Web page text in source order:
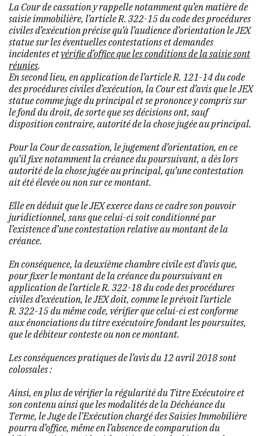
La Cour de cassation y rappelle notamment qu’en matière de
saisie immobilière, l’article R. 322-15 du code des procédures
civiles d’exécution précise qu’à l’audience d’orientation le JEX
statue sur les éventuelles contestations et demandes
incidentes etvérifie d’office que les conditions de la saisie sont
réunies.
En second lieu, en application de l’article R. 121-14 du code
des procédures civiles d’exécution, la Cour est d’avis que le JEX
statue comme juge du principal et se prononce y compris sur
le fond du droit, de sorte que ses décisions ont, sauf
disposition contraire, autorité de la chose jugée au principal.
Pour la Cour de cassation, le jugement d’orientation, en ce
qu’il fixe notamment la créance du poursuivant, a dès lors
autorité de la chose jugée au principal, qu’une contestation
ait été élevée ou non sur ce montant.
Elle en déduit que le JEX exerce dans ce cadre son pouvoir
juridictionnel, sans que celui-ci soit conditionné par
l’existence d’une contestation relative au montant de la
créance.
En conséquence, la deuxième chambre civile est d’avis que,
pour fixer le montant de la créance du poursuivant en
application de l’article R. 322-18 du code des procédures
civiles d’exécution, le JEX doit, comme le prévoit l’article
R. 322-15 du même code, vérifier que celui-ci est conforme
aux énonciations du titre exécutoire fondant les poursuites,
que le débiteur conteste ou non ce montant.
Les conséquences pratiques de l’avis du 12 avril 2018 sont
colossales :
Ainsi, en plus de vérifier la régularité du Titre Exécutoire et
son contenu ainsi que les modalités de la Déchéance du
Terme, le Juge de l’Exécution chargé des Saisies Immobilière
pourra d’office, même en l’absence de comparution du